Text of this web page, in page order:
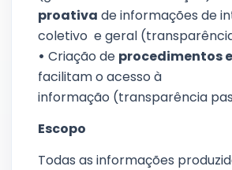
proativa de informações de
coletivo e geral
• Criação de procedimentos
facilitam o acesso à
informação (transparência
Escopo
Todas as informações